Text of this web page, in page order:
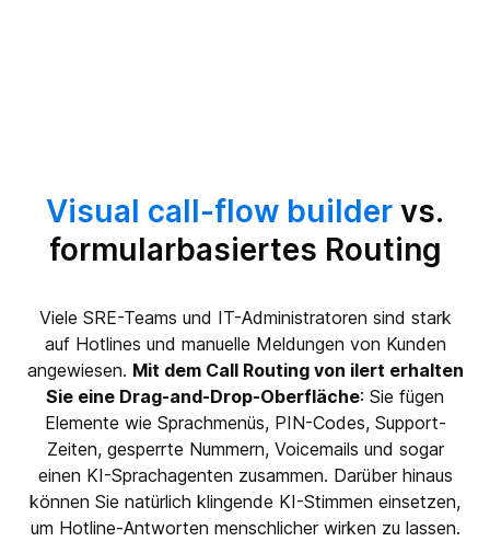
Visual call-flow builder vs.
formularbasiertes Routing
Viele SRE-Teams und IT-Administratoren sind stark
auf Hotlines und manuelle Meldungen von Kunden
angewiesen. Mit dem Call Routing von ilert erhalten
Sie eine Drag-and-Drop-Oberfläche: Sie fügen
Elemente wie Sprachmenüs, PIN-Codes, Support-
Zeiten, gesperrte Nummern, Voicemails und sogar
einen KI-Sprachagenten zusammen. Darüber hinaus
können Sie natürlich klingende KI-Stimmen einsetzen,
um Hotline-Antworten menschlicher wirken zu lassen.